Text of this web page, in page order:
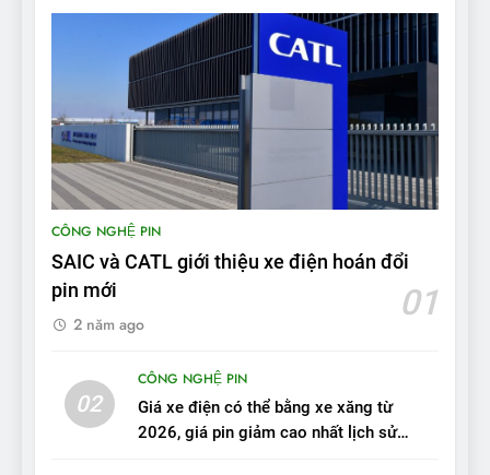
Bài kiểm tra của Mỹ về đối
thủ Tesla Model 3 của BYD:
‘Nó sang trọng hơn nhiều’
ĐÁNH GIÁ XE
9
BYD Seal 06 DM-i PHEV có
chất lượng tương xứng
ĐÁNH GIÁ XE
10
VinFast VF 7 tấm tắc: “Hơn
hẳn xe xăng”
ĐÁNH GIÁ XE
CÔNG NGHỆ PIN
SAIC và CATL giới thiệu xe điện hoán đổi
pin mới
01
2 năm ago
02
CÔNG NGHỆ PIN
Giá xe điện có thể bằng xe xăng từ
2026, giá pin giảm cao nhất lịch sử